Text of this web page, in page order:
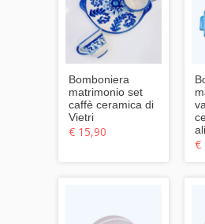
Bomboniera
matrimonio set
caffè ceramica di
Vietri
€ 15,90
€